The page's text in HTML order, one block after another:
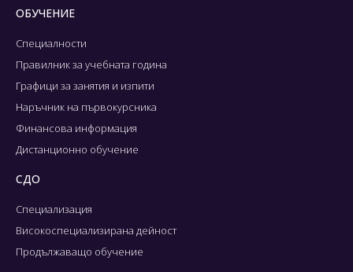
ОБУЧЕНИЕ
Специалности
Правилник за учебната година
Графици за занятия и изпити
Наръчник на първокурсника
Финансова информация
Дистанционно обучение
СДО
Специализация
Високоспециализирана дейност
Продължаващо обучение